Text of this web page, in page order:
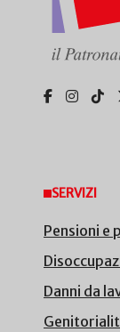
SERVIZI
Pensioni e
Danni da